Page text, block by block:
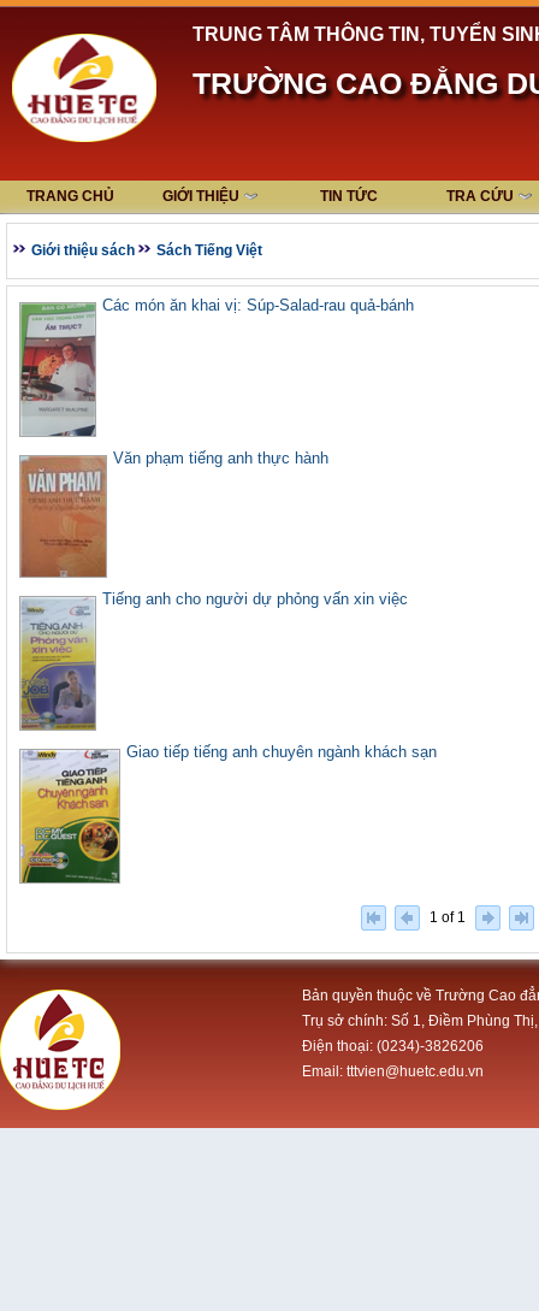
TRUNG TÂM THÔNG TIN, TUYỂN
TRƯỜNG CAO ĐẲNG
TRANG CHỦ GIỚI THIỆU TIN TỨC TRA CỨU
Giới thiệu sách Sách Tiếng Việt
Các món ăn khai vị: Súp-Salad-rau quả-bánh
Văn phạm tiếng anh thực hành
Tiếng anh cho người dự phỏng vấn xin việc
Giao tiếp tiếng anh chuyên ngành khách sạn
1 of 1
Bản quyền thuộc về Trường Cao
Trụ sở chính: Số 1, Điềm Phùng
Điện thoại: (0234)-3826206
Email: tttvien@huetc.edu.vn